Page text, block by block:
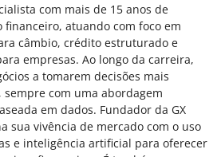
com mais de 15 anos de
atuando com foco em
câmbio, crédito estruturado e
empresas. Ao longo da carreira,
a tomarem decisões mais
com uma abordagem
em dados. Fundador da GX
sua vivência de mercado com o uso
e inteligência artificial para oferecer